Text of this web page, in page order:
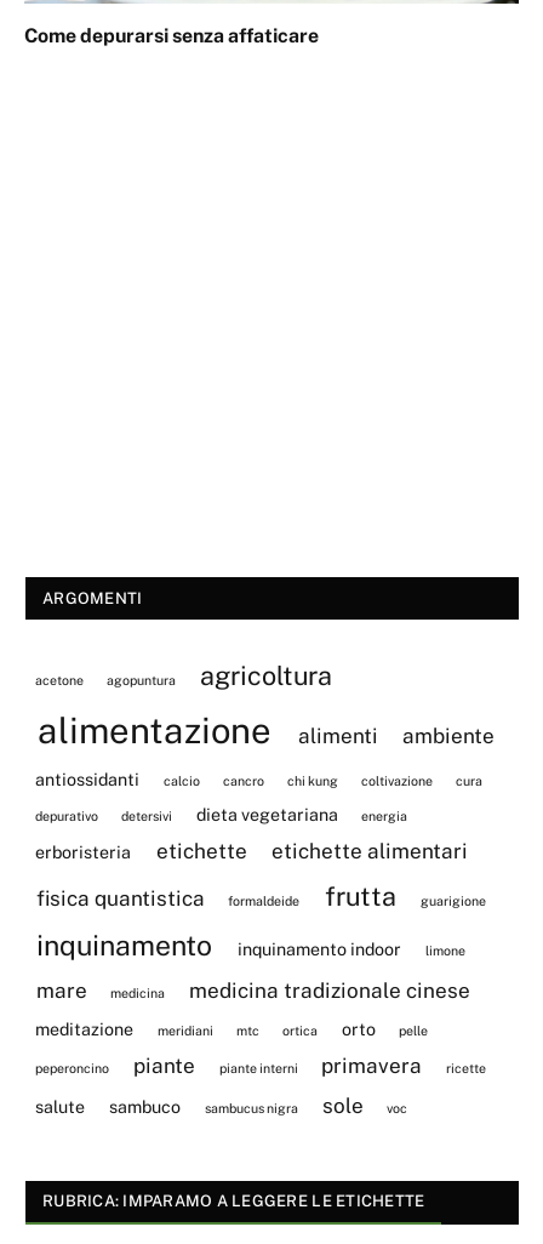
Come depurarsi senza affaticare
ARGOMENTI
acetone agopuntura agricoltura
alimentazione alimenti ambiente
antiossidanti calcio cancro chi kung coltivazione cura
depurativo detersivi dieta vegetariana energia
erboristeria etichette
etichette alimentari
fisica quantistica
formaldeide frutta guarigione
inquinamento inquinamento indoor limone
mare medicina medicina tradizionale cinese
meditazione meridiani mtc ortica orto pelle
peperoncino piante piante interni primavera ricette
salute sambuco sambucus nigra sole voc
RUBRICA: IMPARAMO A LEGGERE LE ETICHETTE